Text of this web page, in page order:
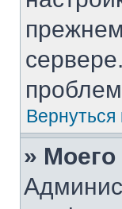
Вернуться
» Моего